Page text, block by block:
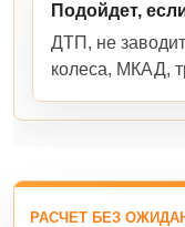
Подойдет,
ДТП, не
колеса, МКАД,
РАСЧЕТ БЕЗ